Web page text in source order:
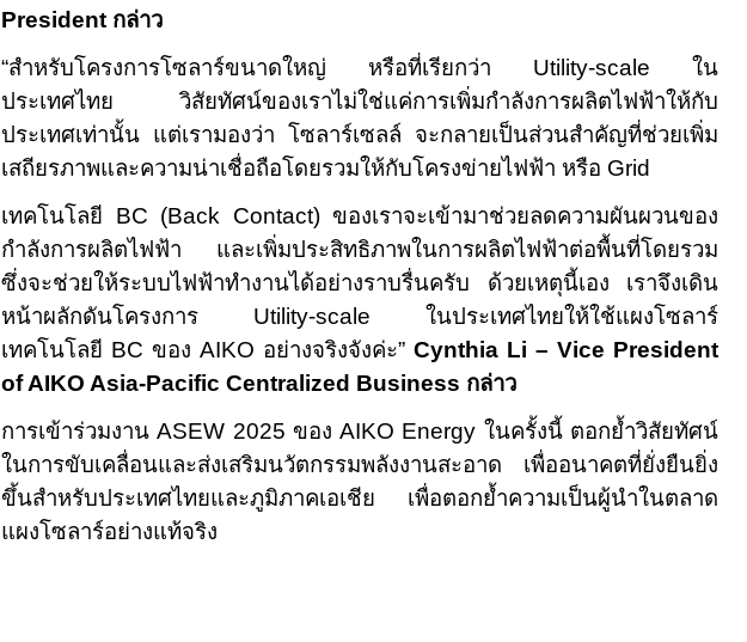
President กล่าว
“สำหรับโครงการโซลาร์ขนาดใหญ่ หรือที่เรียกว่า Utility-scale ใน
ประเทศไทย วิสัยทัศน์ของเราไม่ใช่แค่การเพิ่มกำลังการผลิตไฟฟ้าให้กับ
ประเทศเท่านั้น แต่เรามองว่า โซลาร์เซลล์ จะกลายเป็นส่วนสำคัญที่ช่วยเพิ่ม
เสถียรภาพและความน่าเชื่อถือโดยรวมให้กับโครงข่ายไฟฟ้า หรือ Grid
เทคโนโลยี BC (Back Contact) ของเราจะเข้ามาช่วยลดความผันผวนของ
กำลังการผลิตไฟฟ้า และเพิ่มประสิทธิภาพในการผลิตไฟฟ้าต่อพื้นที่โดยรวม
ซึ่งจะช่วยให้ระบบไฟฟ้าทำงานได้อย่างราบรื่นครับ ด้วยเหตุนี้เอง เราจึงเดิน
หน้าผลักดันโครงการ Utility-scale ในประเทศไทยให้ใช้แผงโซลาร์
เทคโนโลยี BC ของ AIKO อย่างจริงจังค่ะ” Cynthia Li – Vice President
of AIKO Asia-Pacific Centralized Business กล่าว
การเข้าร่วมงานASEW 2025 ของAIKO Energy ในครั้งนี้ ตอกย้ำวิสัยทัศน์
ในการขับเคลื่อนและส่งเสริมนวัตกรรมพลังงานสะอาด เพื่ออนาคตที่ยั่งยืนยิ่ง
ขึ้นสำหรับประเทศไทยและภูมิภาคเอเชีย เพื่อตอกย้ำความเป็นผู้นำในตลาด
แผงโซลาร์อย่างแท้จริง